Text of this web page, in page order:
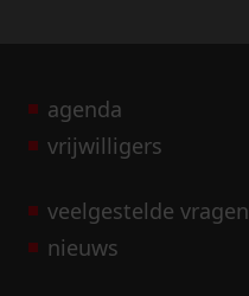
agenda
vrijwilligers
veelgestelde vragen
nieuws